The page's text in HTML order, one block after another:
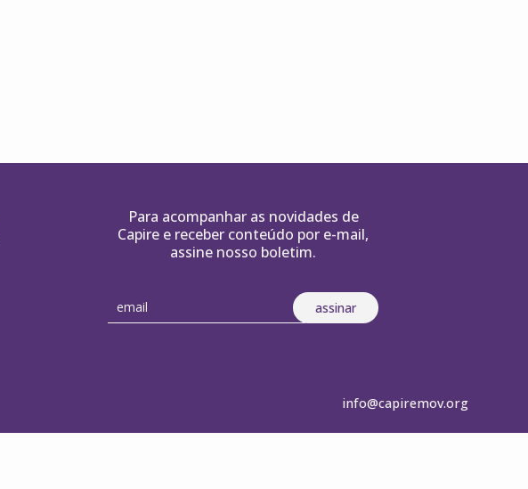
Para acompanhar as novidades de
Capire e receber conteúdo por e-mail,
assine nosso boletim.
info@capiremov.org